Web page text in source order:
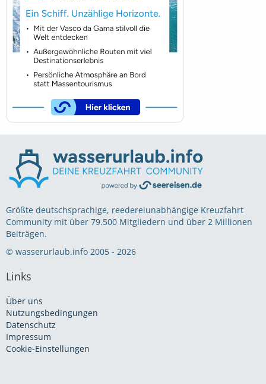
Größte deutschsprachige, reedereiunabhängige Kreuzfahrt
Community mit über 79.500 Mitgliedern und über 2 Millionen
Beiträgen.
© wasserurlaub.info 2005 - 2026
Links
Über uns
Nutzungsbedingungen
Datenschutz
Impressum
Cookie-Einstellungen